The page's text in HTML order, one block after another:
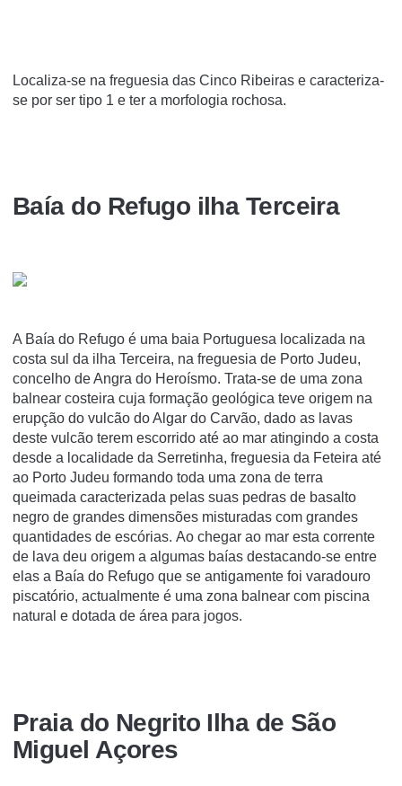
Localiza-se na freguesia das Cinco Ribeiras e caracteriza-
se por ser tipo 1 e ter a morfologia rochosa.
Baía do Refugo ilha Terceira
A Baía do Refugo é uma baia Portuguesa localizada na
costa sul da ilha Terceira, na freguesia de Porto Judeu,
concelho de Angra do Heroísmo. Trata-se de uma zona
balnear costeira cuja formação geológica teve origem na
erupção do vulcão do Algar do Carvão, dado as lavas
deste vulcão terem escorrido até ao mar atingindo a costa
desde a localidade da Serretinha, freguesia da Feteira até
ao Porto Judeu formando toda uma zona de terra
queimada caracterizada pelas suas pedras de basalto
negro de grandes dimensões misturadas com grandes
quantidades de escórias. Ao chegar ao mar esta corrente
de lava deu origem a algumas baías destacando-se entre
elas a Baía do Refugo que se antigamente foi varadouro
piscatório, actualmente é uma zona balnear com piscina
natural e dotada de área para jogos.
Praia do Negrito Ilha de São
Miguel Açores